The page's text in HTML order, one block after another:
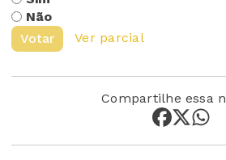
Não
Votar
Ver parcial
Compartilhe essa